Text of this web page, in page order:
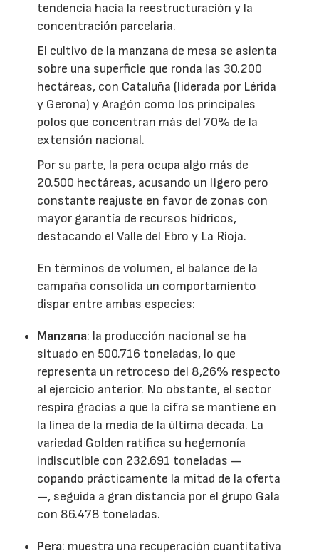
tendencia hacia la reestructuración y la
concentración parcelaria.
El cultivo de la manzana de mesa se asienta
sobre una superficie que ronda las 30.200
hectáreas, con Cataluña (liderada por Lérida
y Gerona) y Aragón como los principales
polos que concentran más del 70% de la
extensión nacional.
Por su parte, la pera ocupa algo más de
20.500 hectáreas, acusando un ligero pero
constante reajuste en favor de zonas con
mayor garantía de recursos hídricos,
destacando el Valle del Ebro y La Rioja.
En términos de volumen, el balance de la
campaña consolida un comportamiento
dispar entre ambas especies:
Manzana: la producción nacional se ha
situado en 500.716 toneladas, lo que
representa un retroceso del 8,26% respecto
al ejercicio anterior. No obstante, el sector
respira gracias a que la cifra se mantiene en
la línea de la media de la última década. La
variedad Golden ratifica su hegemonía
indiscutible con 232.691 toneladas —
copando prácticamente la mitad de la oferta
—, seguida a gran distancia por el grupo Gala
con 86.478 toneladas.
Pera: muestra una recuperación cuantitativa